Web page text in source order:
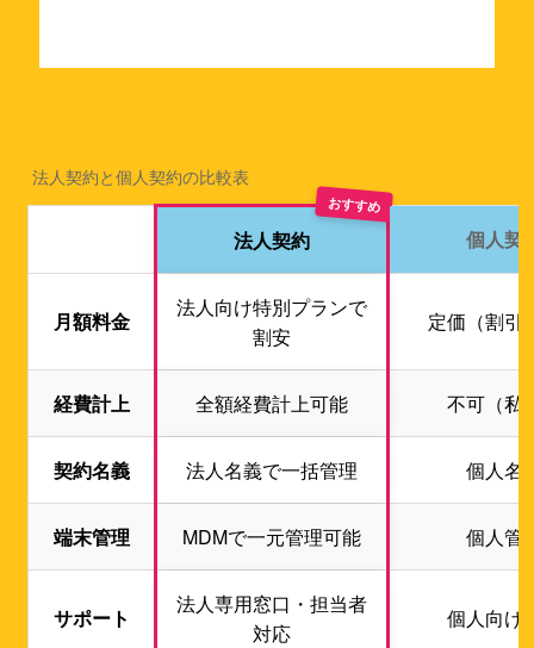
法人契約と個人契約の比較表
おすすめ
法人契約 個人契
月額料金
法人向け特別プランで
割安
定価（割引
経費計上 全額経費計上可能 不可（私
契約名義 法人名義で一括管理 個人名
端末管理 MDMで一元管理可能 個人管
サポート
法人専用窓口・担当者
対応
個人向け